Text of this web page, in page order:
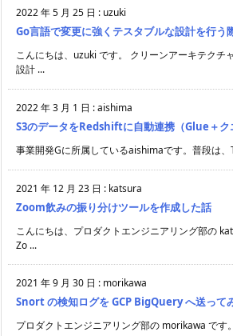
2022 年 5 月 25 日 : uzuki
Go言語で変更に強くテスタブルな設計を行う
こんにちは、uzuki です。 クリーンアーキテクチ
設計 ...
2022 年 3 月 1 日 :aishima
S3のデータをRedshiftに自動連携（Glue＋ク
事業開発Gに所属しているaishimaです。普段は
2021 年 12 月 23 日 : katsura
Zoom飲みの振り分けツールを作成した話
こんにちは、プロダクトエンジニアリング部の
Zo ...
2021 年 9 月 30 日 : morikawa
Snort の検知ログを GCP BigQuery へ送って
プロダクトエンジニアリング部の morikawa です